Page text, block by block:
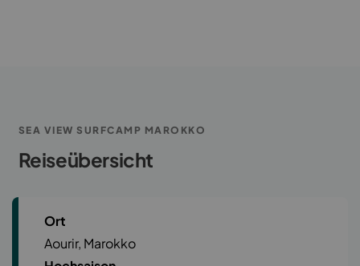
SEA VIEW SURFCAMP MAROKKO
Reiseübersicht
Ort
Aourir, Marokko